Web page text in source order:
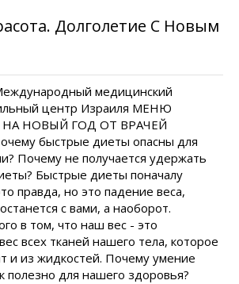
Долголетие C Новым
медицинский
центр Израиля МЕНЮ
НОВЫЙ ГОД ОТ ВРАЧЕЙ
быстрые диеты опасны для
Почему не получается удержать
Быстрые диеты поначалу
правда, но это падение веса,
с вами, а наоборот.
в том, что наш вес - это
всех тканей нашего тела, которое
и из жидкостей. Почему умение
полезно для нашего здоровья?